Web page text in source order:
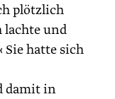
plötzlich
lachte und
Sie hatte sich
damit in